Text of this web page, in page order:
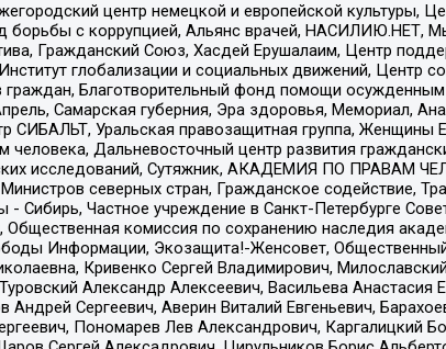
центр немецкой и европейской культуры,
борьбы с коррупцией, Альянс врачей, НАСИЛИЮ.НЕТ,
Гражданский Союз, Хасдей Ерушалаим, Центр
глобализации и социальных движений, Центр
Благотворительный фонд помощи
Самарская губерния, Эра здоровья, Мемориал,
Уральская правозащитная группа, Женщины
человека, Дальневосточный центр развития
исследований, Сутяжник, АКАДЕМИЯ ПО ПРАВАМ
северных стран, Гражданское содействие,
Сибирь, Частное учреждение в Санкт-Петербурге
комиссия по сохранению наследия
Информации, Экозащита!-Женсовет,
Кривенко Сергей Владимирович,
Александр Алексеевич, Васильева Анастасия
Андрей Сергеевич, Аверин Виталий Евгеньевич,
Пономарев Лев Александрович, Каргалицкий